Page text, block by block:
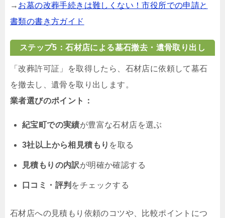
→ お墓の改葬手続きは難しくない！市役所での申請と
書類の書き方ガイド
ステップ5：石材店による墓石撤去・遺骨取り出し
「改葬許可証」を取得したら、石材店に依頼して墓石
を撤去し、遺骨を取り出します。
業者選びのポイント：
紀宝町での実績が豊富な石材店を選ぶ
3社以上から相見積もり を取る
見積もりの内訳が明確か確認する
口コミ・評判 をチェックする
石材店への見積もり依頼のコツや、比較ポイントにつ